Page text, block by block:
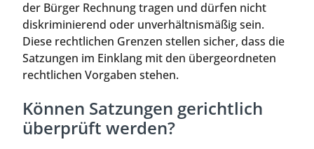
der Bürger Rechnung tragen und dürfen nicht
diskriminierend oder unverhältnismäßig sein.
Diese rechtlichen Grenzen stellen sicher, dass die
Satzungen im Einklang mit den übergeordneten
rechtlichen Vorgaben stehen.
Können Satzungen gerichtlich
überprüft werden?